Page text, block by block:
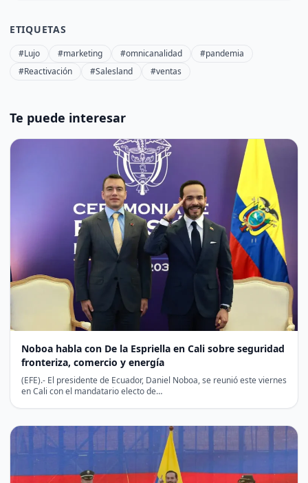
ETIQUETAS
#Lujo #marketing #omnicanalidad
#pandemia
#Reactivación
#Salesland #ventas
Te puede interesar
Noboa habla con De la Espriella en Cali sobre seguridad
fronteriza, comercio y energía
(EFE).- El presidente de Ecuador, Daniel Noboa, se reunió este viernes
en Cali con el mandatario electo de…